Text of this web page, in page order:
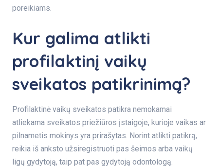
poreikiams.
Kur galima atlikti
profilaktinį vaikų
sveikatos patikrinimą?
Profilaktinė vaikų sveikatos patikra nemokamai
atliekama sveikatos priežiūros įstaigoje, kurioje vaikas ar
pilnametis mokinys yra prirašytas. Norint atlikti patikrą,
reikia iš anksto užsiregistruoti pas šeimos arba vaikų
ligų gydytoją, taip pat pas gydytoją odontologą.